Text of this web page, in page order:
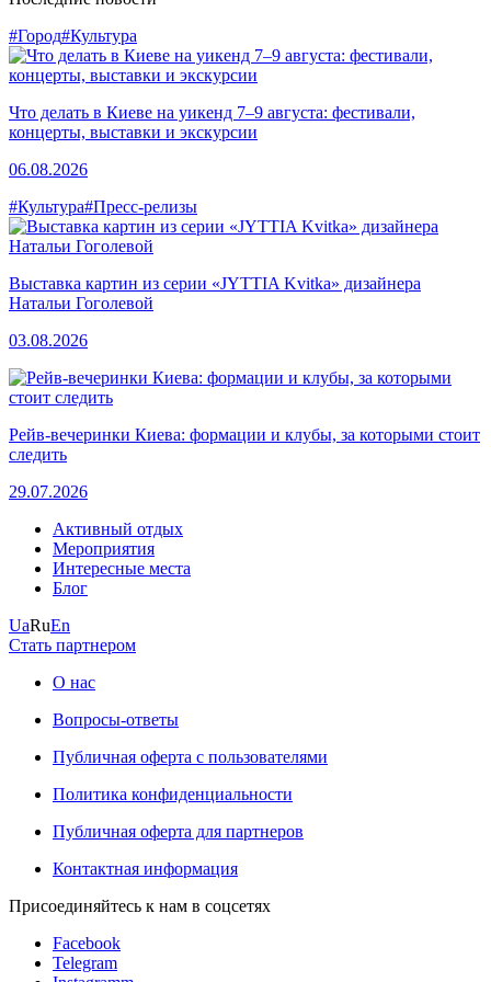
#Город#Культура
Что делать в Киеве на уикенд 7–9 августа: фестивали,
концерты, выставки и экскурсии
06.08.2026
#Культура#Пресс-релизы
Выставка картин из серии «JYTTIA Kvitka» дизайнера
Натальи Гоголевой
03.08.2026
Рейв-вечеринки Киева: формации и клубы, за которыми стоит
следить
29.07.2026
Активный отдых
Мероприятия
Интересные места
Блог
UaRuEn
Стать партнером
О нас
Вопросы-ответы
Публичная оферта с пользователями
Политика конфиденциальности
Публичная оферта для партнеров
Контактная информация
Присоединяйтесь к нам в соцсетях
Facebook
Telegram